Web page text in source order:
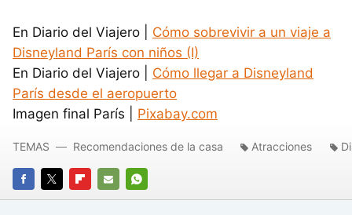
En Diario del Viajero | Cómo sobrevivir a un viaje a
Disneyland París con niños (I)
En Diario del Viajero | Cómo llegar a Disneyland
París desde el aeropuerto
Imagen final París | Pixabay.com
FACEBOOK
TWITTERFLIPBOARD
E-
WHATSAPP
TEMAS Recomendaciones de la casa Atracciones